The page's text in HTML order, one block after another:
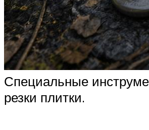
Специальные
резки плитки.